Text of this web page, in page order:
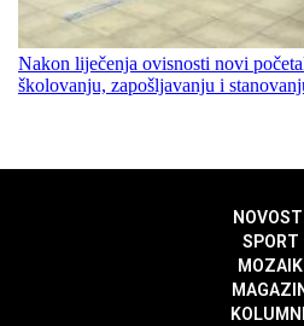
Nakon liječenja ovisnosti novi
školovanju, zapošljavanju i
NOVOSTI
SPORT
MOZAIK